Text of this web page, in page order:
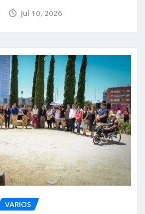
Jul 10, 2026
VARIOS